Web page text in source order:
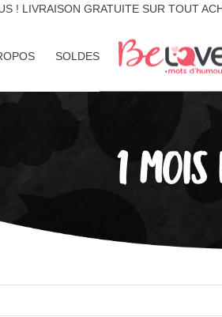
! LIVRAISON GRATUITE SUR TOUT
SOLDES
1 MOIS